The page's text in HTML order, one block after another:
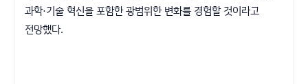
과학·기술 혁신을 포함한 광범위한 변화를 경험할 것이라고
전망했다.